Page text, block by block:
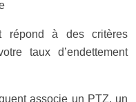
répond à des critères
taux d’endettement
associe un PTZ, un